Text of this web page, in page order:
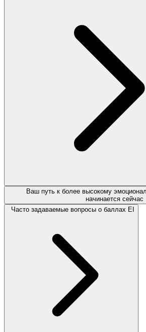
Ваш путь к более высокому
начинается сейчас
Часто задаваемые вопросы о баллах EI